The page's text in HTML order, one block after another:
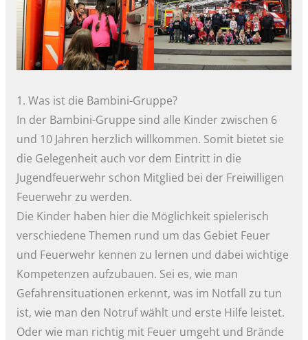
1. Was ist die Bambini-Gruppe?
In der Bambini-Gruppe sind alle Kinder zwischen 6
und 10 Jahren herzlich willkommen. Somit bietet sie
die Gelegenheit auch vor dem Eintritt in die
Jugendfeuerwehr schon Mitglied bei der Freiwilligen
Feuerwehr zu werden.
Die Kinder haben hier die Möglichkeit spielerisch
verschiedene Themen rund um das Gebiet Feuer
und Feuerwehr kennen zu lernen und dabei wichtige
Kompetenzen aufzubauen. Sei es, wie man
Gefahrensituationen erkennt, was im Notfall zu tun
ist, wie man den Notruf wählt und erste Hilfe leistet.
Oder wie man richtig mit Feuer umgeht und Brände